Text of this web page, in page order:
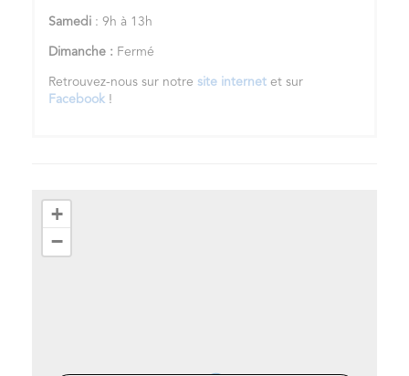
Samedi : 9h à 13h
Dimanche : Fermé
Retrouvez-nous sur notre site internet et sur
Facebook !
+
−